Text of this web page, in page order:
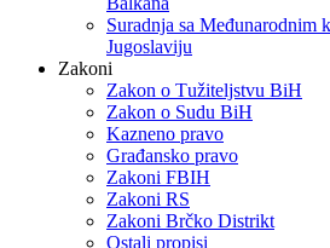
Suradnja sa Međunarodnim
Jugoslaviju
Zakoni
Zakon o Тužiteljstvu BiH
Zakon o Sudu BiH
Kazneno pravo
Građansko pravo
Zakoni FBIH
Zakoni RS
Zakoni Brčko Distrikt
Ostali propisi